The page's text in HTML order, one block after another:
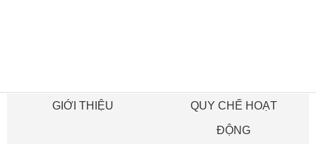
GIỚI THIỆU QUY CHẾ HOẠT
ĐỘNG